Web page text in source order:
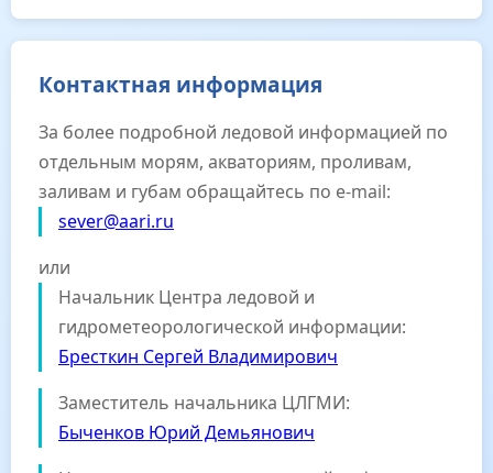
Контактная информация
За более подробной ледовой информацией по
отдельным морям, акваториям, проливам,
заливам и губам обращайтесь по e-mail:
sever@aari.ru
или
Начальник Центра ледовой и
гидрометеорологической информации:
Бресткин Сергей Владимирович
Заместитель начальника ЦЛГМИ:
Быченков Юрий Демьянович